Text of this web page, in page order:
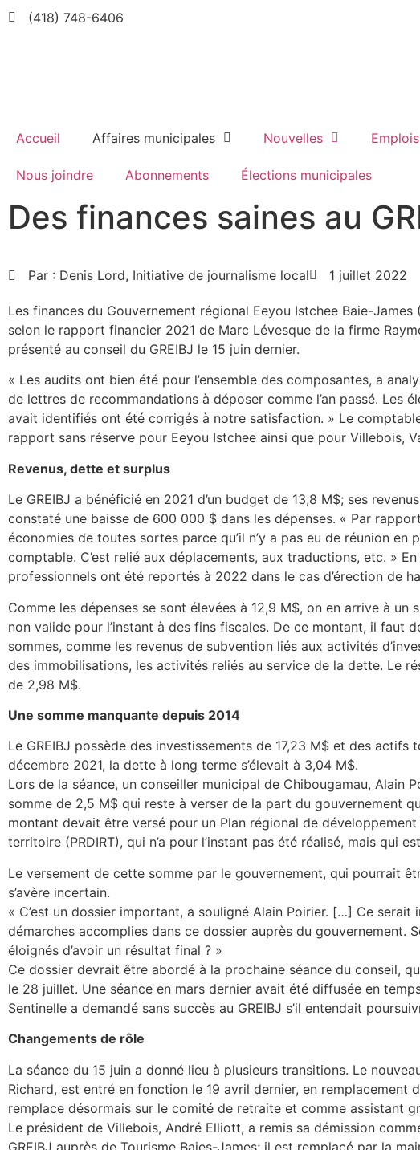
(418) 748-6406
Accueil Affaires municipales Nouvelles Emplois
Nous joindre Abonnements Élections municipales
Des finances saines au
Par : Denis Lord, Initiative de journalisme local 1 juillet 2022
Les finances du Gouvernement régional Eeyou Istchee Baie-James
selon le rapport financier 2021 de Marc Lévesque de la firme
présenté au conseil du GREIBJ le 15 juin dernier.
« Les audits ont bien été pour l’ensemble des composantes, a
de lettres de recommandations à déposer comme l’an passé. Les
avait identifiés ont été corrigés à notre satisfaction. » Le
rapport sans réserve pour Eeyou Istchee ainsi que pour Villebois,
Revenus, dette et surplus
Le GREIBJ a bénéficié en 2021 d’un budget de 13,8 M$; ses
constaté une baisse de 600 000 $ dans les dépenses. « Par
économies de toutes sortes parce qu’il n’y a pas eu de réunion en
comptable. C’est relié aux déplacements, aux traductions, etc. »
professionnels ont été reportés à 2022 dans le cas d’érection de
Comme les dépenses se sont élevées à 12,9 M$, on en arrive à un
non valide pour l’instant à des fins fiscales. De ce montant, il faut
sommes, comme les revenus de subvention liés aux activités
des immobilisations, les activités reliés au service de la dette. Le
de 2,98 M$.
Une somme manquante depuis 2014
Le GREIBJ possède des investissements de 17,23 M$ et des actifs
décembre 2021, la dette à long terme s’élevait à 3,04 M$.
Lors de la séance, un conseiller municipal de Chibougamau, Alain
somme de 2,5 M$ qui reste à verser de la part du gouvernement
montant devait être versé pour un Plan régional de
territoire (PRDIRT), qui n’a pour l’instant pas été réalisé, mais qui
Le versement de cette somme par le gouvernement, qui pourrait
s’avère incertain.
« C’est un dossier important, a souligné Alain Poirier. […] Ce serait
démarches accomplies dans ce dossier auprès du gouvernement.
éloignés d’avoir un résultat final ? »
Ce dossier devrait être abordé à la prochaine séance du conseil,
le 28 juillet. Une séance en mars dernier avait été diffusée en
Sentinelle a demandé sans succès au GREIBJ s’il entendait
Changements de rôle
La séance du 15 juin a donné lieu à plusieurs transitions. Le
Richard, est entré en fonction le 19 avril dernier, en remplacement
remplace désormais sur le comité de retraite et comme assistant
Le président de Villebois, André Elliott, a remis sa démission
GREIBJ auprès de Tourisme Baies-James; il est remplacé par la